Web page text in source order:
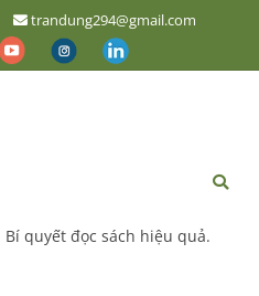
trandung294@gmail.com
Bí quyết đọc sách hiệu quả.